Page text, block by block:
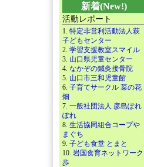
新着(New!)
活動レポート
1. 特定非営利活動法人萩
子どもセンター
2. 学習支援教室スマイル
3. 山口県児童センター
4. なかぞの鍼灸接骨院
5. 山口市三和児童館
6. 子育てサークル 菜の花
畑
7. 一般社団法人 彦島ぽれ
ぽれ
8. 生活協同組合コープや
まぐち
9. 子ども食堂 とまと
10. 岩国食育ネットワーク
歩